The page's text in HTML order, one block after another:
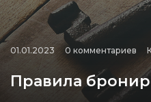
01.01.2023 0 комментариев
Правила